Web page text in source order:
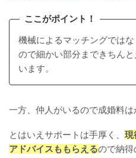
ここがポイント！
機械によるマッチングでは
ので細かい部分まできちん
います。
一方、仲人がいるので成婚料は
とはいえサポートは手厚く、 現
アドバイスももらえるので納得